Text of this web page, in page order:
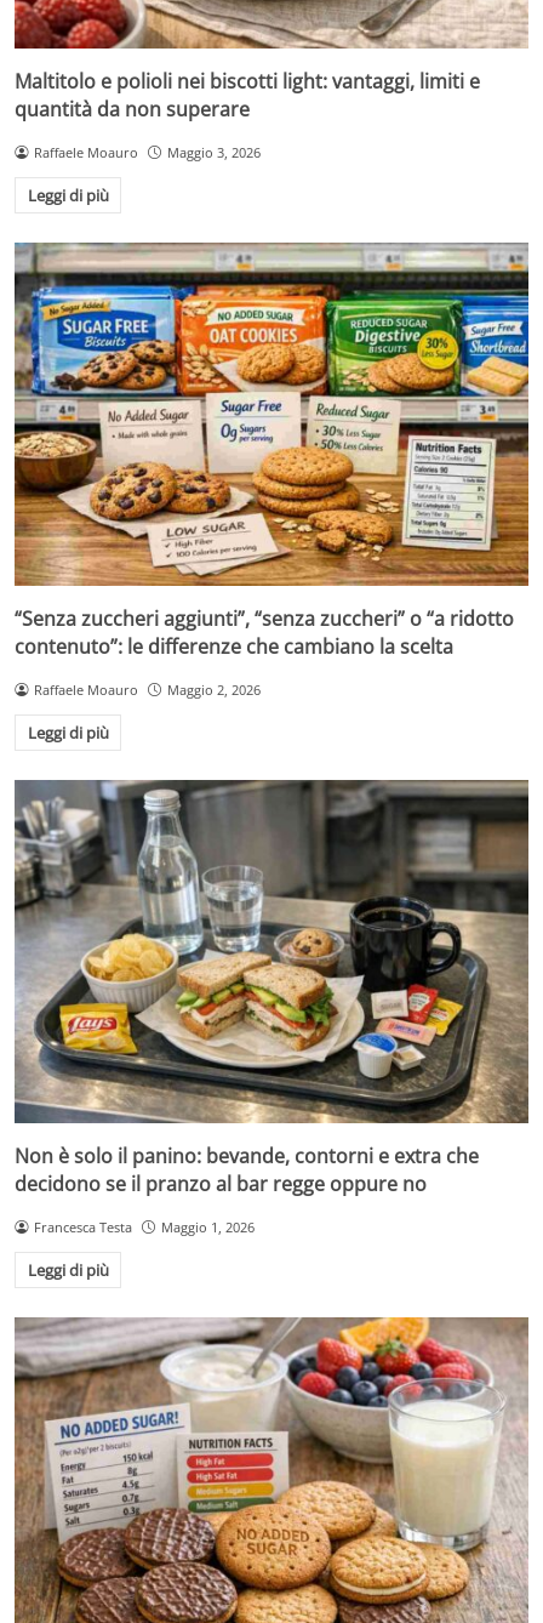
Maltitolo e polioli nei biscotti light: vantaggi, limiti e
quantità da non superare
Raffaele Moauro Maggio 3, 2026
Leggi di più
“Senza zuccheri aggiunti”, “senza zuccheri” o “a ridotto
contenuto”: le differenze che cambiano la scelta
Raffaele Moauro Maggio 2, 2026
Leggi di più
Non è solo il panino: bevande, contorni e extra che
decidono se il pranzo al bar regge oppure no
Francesca Testa Maggio 1, 2026
Leggi di più